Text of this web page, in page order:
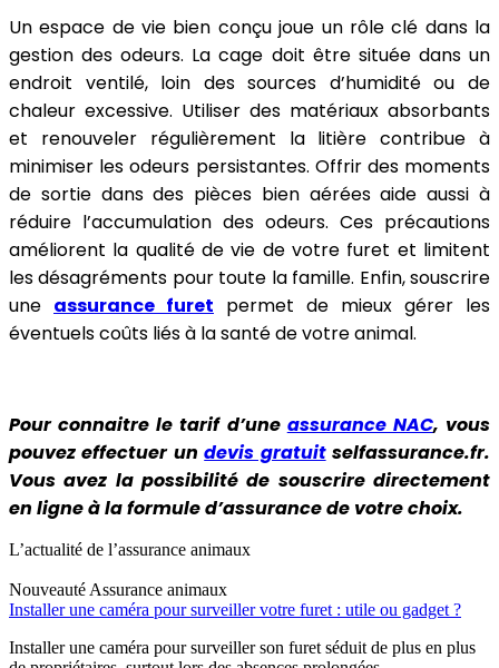
Un espace de vie bien conçu joue un rôle clé dans la
gestion des odeurs. La cage doit être située dans un
endroit ventilé, loin des sources d’humidité ou de
chaleur excessive. Utiliser des matériaux absorbants
et renouveler régulièrement la litière contribue à
minimiser les odeurs persistantes. Offrir des moments
de sortie dans des pièces bien aérées aide aussi à
réduire l’accumulation des odeurs. Ces précautions
améliorent la qualité de vie de votre furet et limitent
les désagréments pour toute la famille. Enfin, souscrire
une assurance furet permet de mieux gérer les
éventuels coûts liés à la santé de votre animal.
Pour connaitre le tarif d’une assurance NAC, vous
pouvez effectuer undevis gratuitselfassurance.fr.
Vous avez la possibilité de souscrire directement
en ligne à la formule d’assurance de votre choix.
L’actualité de l’assurance animaux
Nouveauté Assurance animaux
Installer une caméra pour surveiller votre furet : utile ou gadget ?
Installer une caméra pour surveiller son furet séduit de plus en plus